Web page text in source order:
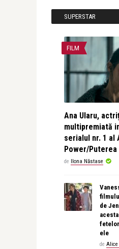
SUPERSTAR
FILM
Ana Ularu,
multipremiată
serialul nr. 1 al
Power/Puterea
de Ilona Năstase
de
ele
de Alice